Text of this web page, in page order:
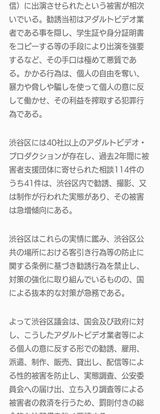
信）に出演させられたという被害が相次
いでいる。勧誘当初はアダルトビデオ業
者である事を隠し、学生証や身分証明書
をコピーする等の手段により出演を強要
するなど、その手口は極めて悪質であ
る。かかる行為は、個人の自由を奪い、
暴力や脅しや騙しを使って個人の意に反
して働かせ、その利益を搾取する犯罪行
為である。
渋谷区には40社以上のアダルトビデオ・
プロダクションが存在し、過去2年間に被
害者支援団体に寄せられた相談114件の
うち41件は、渋谷区内で勧誘、撮影、又
は制作が行われた実態があり、その被害
は急増傾向にある。
渋谷区はこれらの実情に鑑み、渋谷区公
共の場所における客引き行為等の防止に
関する条例に基づき勧誘行為を禁止し、
対策の強化に取り組んでいるものの、国
による抜本的な対策が急務である。
よって渋谷区議会は、国会及び政府に対
し、こうしたアダルトビデオ業者等によ
る個人の意に反する形での勧誘、雇用、
派遣、制作、販売、貸出し、配信等によ
る性的被害を防止し、実態調査、公安委
員会への届け出、立ち入り調査等による
被害者の救済を行うため、罰則付きの総